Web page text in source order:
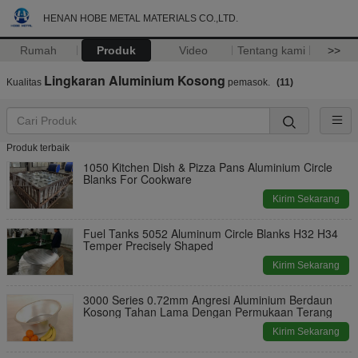
HENAN HOBE METAL MATERIALS CO.,LTD.
Rumah Produk Video Tentang kami >>
Kualitas Lingkaran Aluminium Kosong pemasok. (11)
Produk terbaik
1050 Kitchen Dish & Pizza Pans Aluminium Circle
Blanks For Cookware
Kirim Sekarang
Fuel Tanks 5052 Aluminum Circle Blanks H32 H34
Temper Precisely Shaped
Kirim Sekarang
3000 Series 0.72mm Angresi Aluminium Berdaun
Kosong Tahan Lama Dengan Permukaan Terang
Kirim Sekarang